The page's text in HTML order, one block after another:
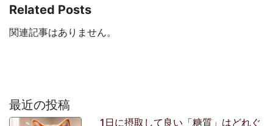
Related Posts
関連記事はありません。
最近の投稿
1日に摂取して良い「糖質」はどれぐ